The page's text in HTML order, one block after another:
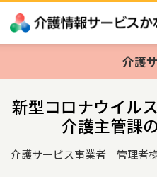
介護
新型コロナウイル
介護主管課
介護サービス事業者 管理者